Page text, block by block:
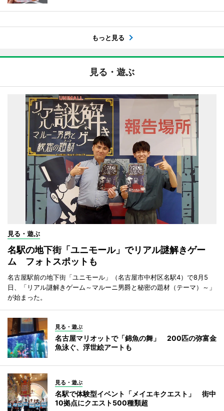
もっと見る
見る・遊ぶ
見る・遊ぶ
名駅の地下街「ユニモール」でリアル謎解きゲー
ム フォトスポットも
名古屋駅前の地下街「ユニモール」（名古屋市中村区名駅4）で8月5
日、「リアル謎解きゲーム～マルーニ男爵と秘密の題材（テーマ）～」
が始まった。
見る・遊ぶ
名古屋マリオットで「錦魚の舞」 200匹の弥富金
魚泳ぐ、浮世絵アートも
見る・遊ぶ
名駅で体験型イベント「メイエキクエスト」 街中
10拠点にクエスト500種類超